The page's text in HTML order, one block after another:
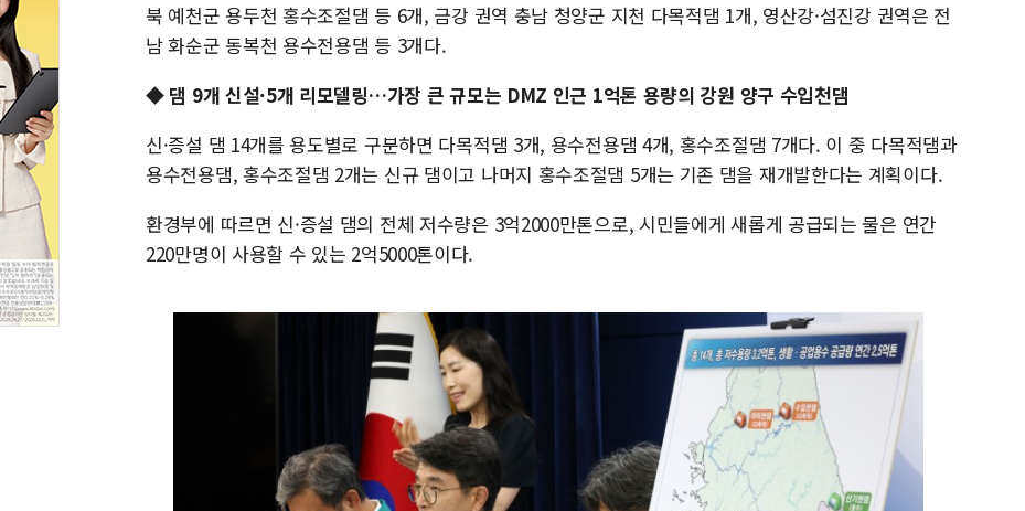
북 예천군 용두천 홍수조절댐 등 6개, 금강 권역 충남 청양군 지천 다목적댐 1개, 영산강·섬진강 권역은 전
남 화순군 동복천 용수전용댐 등 3개다.
◆ 댐 9개 신설·5개 리모델링…가장 큰 규모는 DMZ 인근 1억톤 용량의 강원 양구 수입천댐
신·증설 댐 14개를 용도별로 구분하면 다목적댐 3개, 용수전용댐 4개, 홍수조절댐 7개다. 이 중 다목적댐과
용수전용댐, 홍수조절댐 2개는 신규 댐이고 나머지 홍수조절댐 5개는 기존 댐을 재개발한다는 계획이다.
환경부에 따르면 신·증설 댐의 전체 저수량은 3억2000만톤으로, 시민들에게 새롭게 공급되는 물은 연간
220만명이 사용할 수 있는 2억5000톤이다.